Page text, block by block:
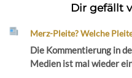
Dir gefällt
Merz-Pleite? Welche
Die Kommentierung in
Medien ist mal wieder